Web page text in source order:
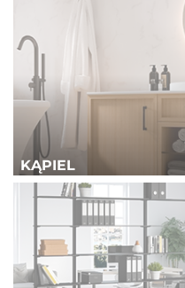
KĄPIEL